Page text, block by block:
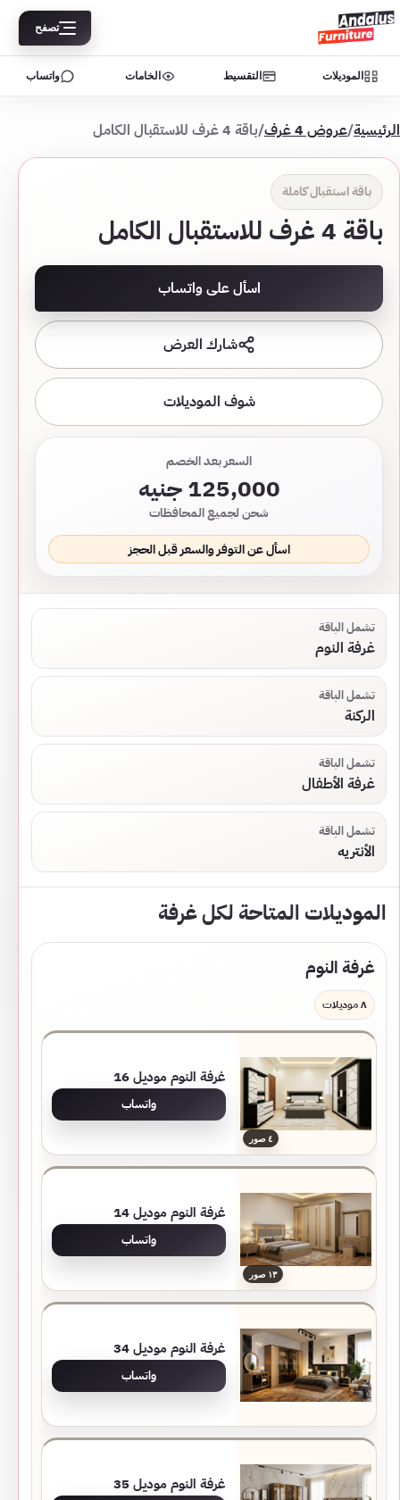
تصفح
الموديلات التقسيط الخامات واتساب
الرئيسية/عروض 4 غرف /باقة 4 غرف للاستقبال الكامل
باقة استقبال كاملة
باقة 4 غرف للاستقبال الكامل
اسأل على واتساب
شارك العرض
شوف الموديلات
السعر بعد الخصم
125,000 جنيه
شحن لجميع المحافظات
اسأل عن التوفر والسعر قبل الحجز
تشمل الباقة
غرفة النوم
تشمل الباقة
الركنة
تشمل الباقة
غرفة الأطفال
تشمل الباقة
الأنتريه
الموديلات المتاحة لكل غرفة
غرفة النوم
٨ موديلات
٤ صور
غرفة النوم موديل 16
واتساب
١٣ صور
غرفة النوم موديل 14
واتساب
غرفة النوم موديل 34
واتساب
غرفة النوم موديل 35